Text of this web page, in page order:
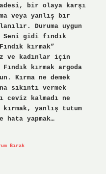
bir olaya karşı
veya yanlış bir
Duruma uygun
Seni gidi fındık
kırmak”
ve kadınlar için
kırmak argoda
Kırma ne demek
sıkıntı vermek
ceviz kalmadı ne
kırmak, yanlış tutum
hata yapmak…
Bırak